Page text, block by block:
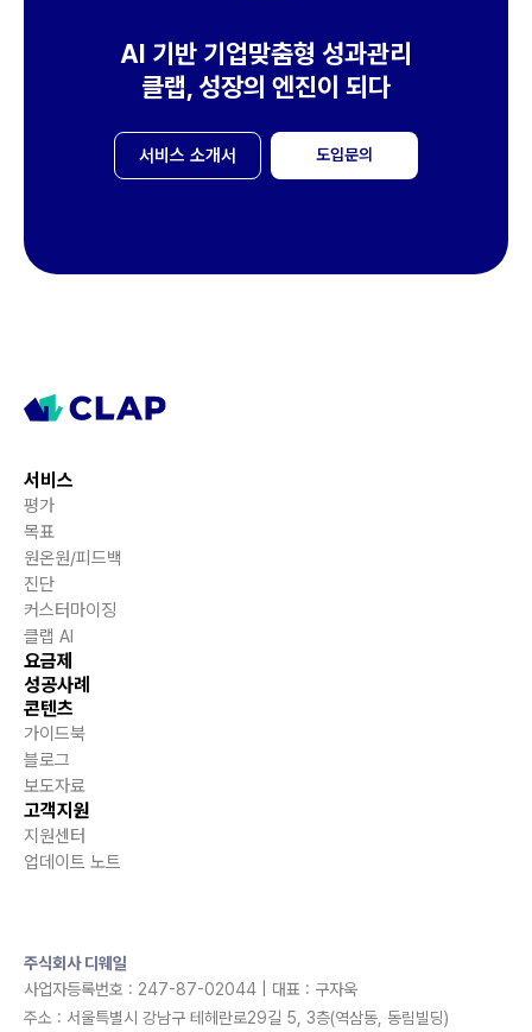
AI 기반 기업맞춤형 성과관리
클랩, 성장의 엔진이 되다
서비스 소개서 도입문의
서비스
평가
목표
원온원/피드백
진단
커스터마이징
클랩 AI
요금제
성공사례
콘텐츠
가이드북
블로그
보도자료
고객지원
지원센터
업데이트 노트
주식회사 디웨일
사업자등록번호 : 247-87-02044 | 대표 : 구자욱
주소 : 서울특별시 강남구 테헤란로29길 5, 3층(역삼동, 동림빌딩)